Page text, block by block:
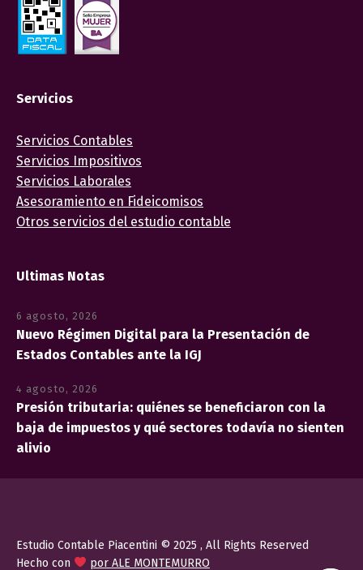
Servicios
Servicios Contables
Servicios Impositivos
Servicios Laborales
Asesoramiento en Fideicomisos
Otros servicios del estudio contable
Ultimas Notas
6 agosto, 2026
Nuevo Régimen Digital para la Presentación de
Estados Contables ante la IGJ
4 agosto, 2026
Presión tributaria: quiénes se beneficiaron con la
baja de impuestos y qué sectores todavía no sienten
alivio
Estudio Contable Piacentini © 2025 , All Rights Reserved
Hecho con
por ALE MONTEMURRO